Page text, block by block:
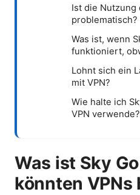
Ist die Nutzung
problematisch?
Was ist, wenn
funktioniert,
Lohnt sich ein
mit VPN?
Wie halte ich
VPN verwende?
Was ist Sky
könnten VPNs